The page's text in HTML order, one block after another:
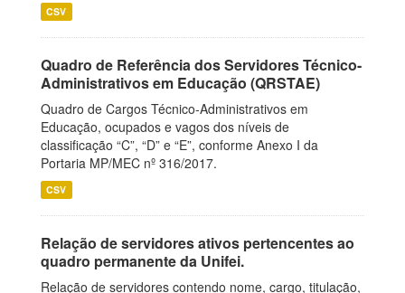
CSV
Quadro de Referência dos Servidores Técnico-
Administrativos em Educação (QRSTAE)
Quadro de Cargos Técnico-Administrativos em
Educação, ocupados e vagos dos níveis de
classificação “C”, “D” e “E”, conforme Anexo I da
Portaria MP/MEC nº 316/2017.
CSV
Relação de servidores ativos pertencentes ao
quadro permanente da Unifei.
Relação de servidores contendo nome, cargo, titulação,